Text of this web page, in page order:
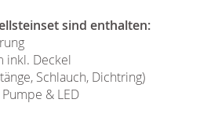
sind enthalten:
inkl. Deckel
Schlauch, Dichtring)
Pumpe & LED